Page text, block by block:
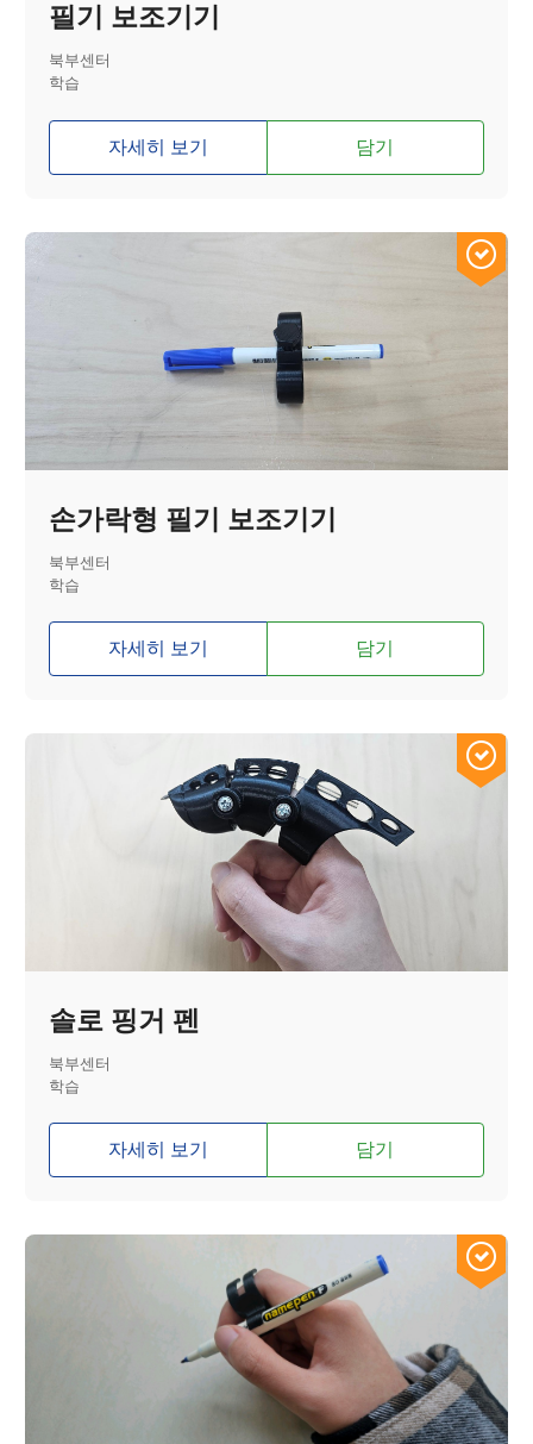
필기 보조기기
북부센터
학습
자세히 보기 담기
손가락형 필기 보조기기
북부센터
학습
자세히 보기 담기
솔로 핑거 펜
북부센터
학습
자세히 보기 담기